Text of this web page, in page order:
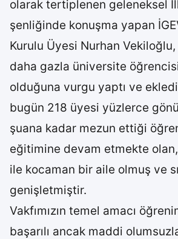
olarak tertiplenen geleneksel
şenliğinde konuşma yapan
Kurulu Üyesi Nurhan Vekiloğlu,
daha gazla üniversite
olduğuna vurgu yaptı ve ekledi:
bugün 218 üyesi yüzlerce
şuana kadar mezun ettiği
eğitimine devam etmekte
ile kocaman bir aile olmuş ve
genişletmiştir.
Vakfımızın temel amacı
başarılı ancak maddi